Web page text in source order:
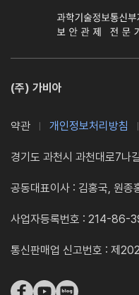
(주) 가비아
약관 개인정보처리방침
경기도 과천시 과천대로7
공동대표이사 : 김홍국, 원종
사업자등록번호 : 214-86-
통신판매업 신고번호 : 제